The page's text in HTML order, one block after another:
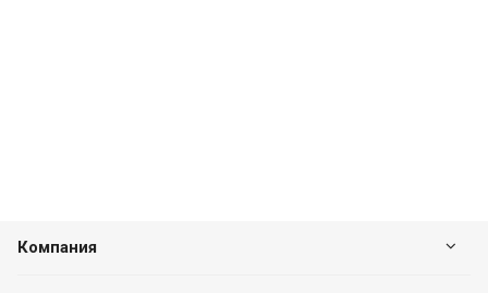
Компания